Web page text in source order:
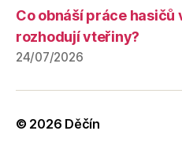
Co obnáší práce hasičů
rozhodují vteřiny?
24/07/2026
© 2026 Děčín